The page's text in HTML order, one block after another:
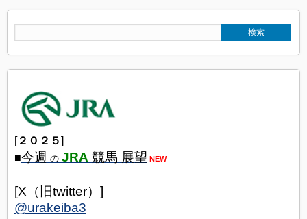
[２０２５]
■今週 の JRA 競馬 展望 NEW
[X（旧twitter）]
@urakeiba3